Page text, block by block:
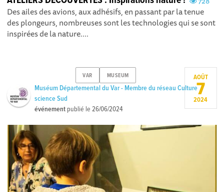
Des ailes des avions, aux adhésifs, en passant par la tenue
des plongeurs, nombreuses sont les technologies qui se sont
inspirées de la nature....
VAR MUSEUM
Muséum Départemental du Var - Membre du réseau Culture
science Sud
événement publié le26/06/2024
AOÛT
7
2024